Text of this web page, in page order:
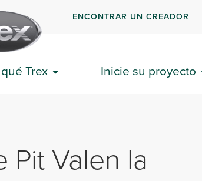
ENCONTRAR UN CREADOR
Trex Inicie su proyecto
Pit Valen la